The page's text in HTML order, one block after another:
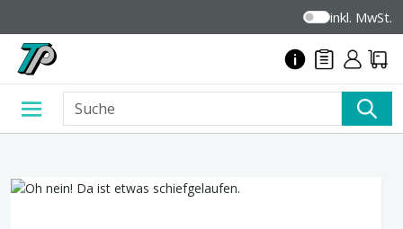
inkl. MwSt.